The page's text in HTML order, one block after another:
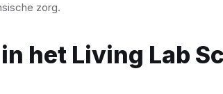
zorg.
het Living Lab